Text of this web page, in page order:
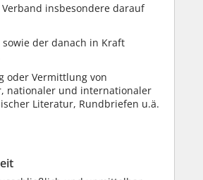
insbesondere darauf
der danach in Kraft
oder Vermittlung von
nationaler und internationaler
Literatur, Rundbriefen u.ä.